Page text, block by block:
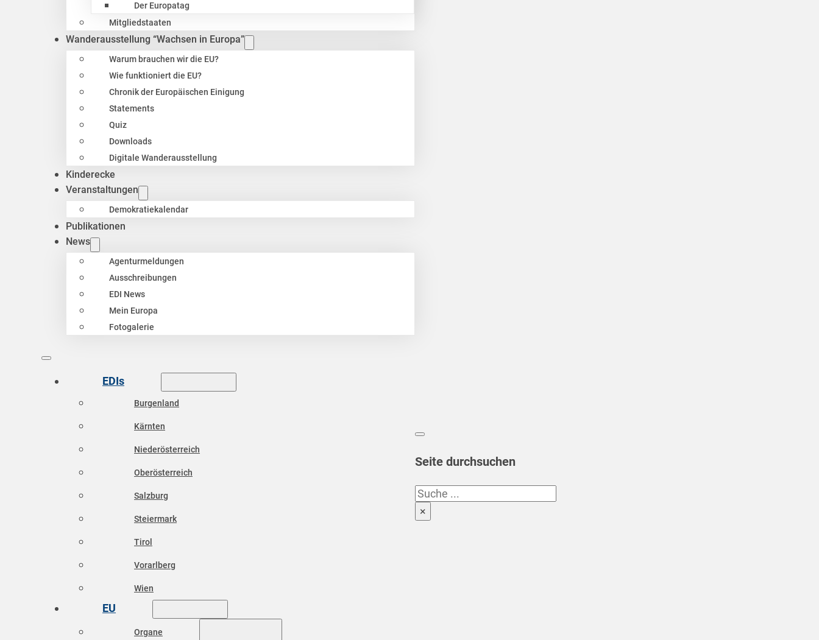
Der Europatag
Mitgliedstaaten
Wanderausstellung “Wachsen in Europa”
Warum brauchen wir die EU?
Wie funktioniert die EU?
Chronik der Europäischen Einigung
Statements
Quiz
Downloads
Digitale Wanderausstellung
Kinderecke
Veranstaltungen
Demokratiekalendar
Publikationen
News
Agenturmeldungen
Ausschreibungen
EDI News
Mein Europa
Fotogalerie
EDIs
Burgenland
Kärnten
Niederösterreich
Oberösterreich
Salzburg
Steiermark
Tirol
Vorarlberg
Wien
EU
Organe
Seite durchsuchen
Suchen
×